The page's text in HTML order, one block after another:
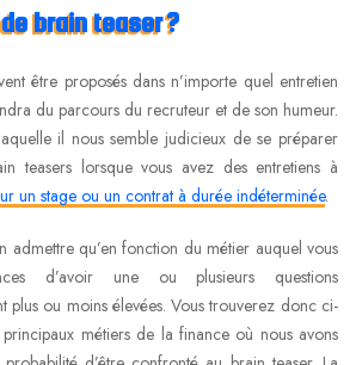
brain teaser ?
être proposés dans n’importe quel entretien
du parcours du recruteur et de son humeur.
il nous semble judicieux de se préparer
teasers lorsque vous avez des entretiens à
un stage ou un contrat à durée indéterminée.
admettre qu’en fonction du métier auquel vous
d’avoir une ou plusieurs questions
plus ou moins élevées. Vous trouverez donc ci-
principaux métiers de la finance où nous avons